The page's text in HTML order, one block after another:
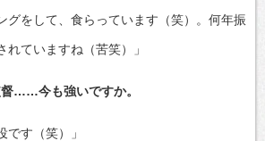
グをして、食らっています（笑）。何年振
れていますね（苦笑）」
……今も強いですか。
です（笑）」